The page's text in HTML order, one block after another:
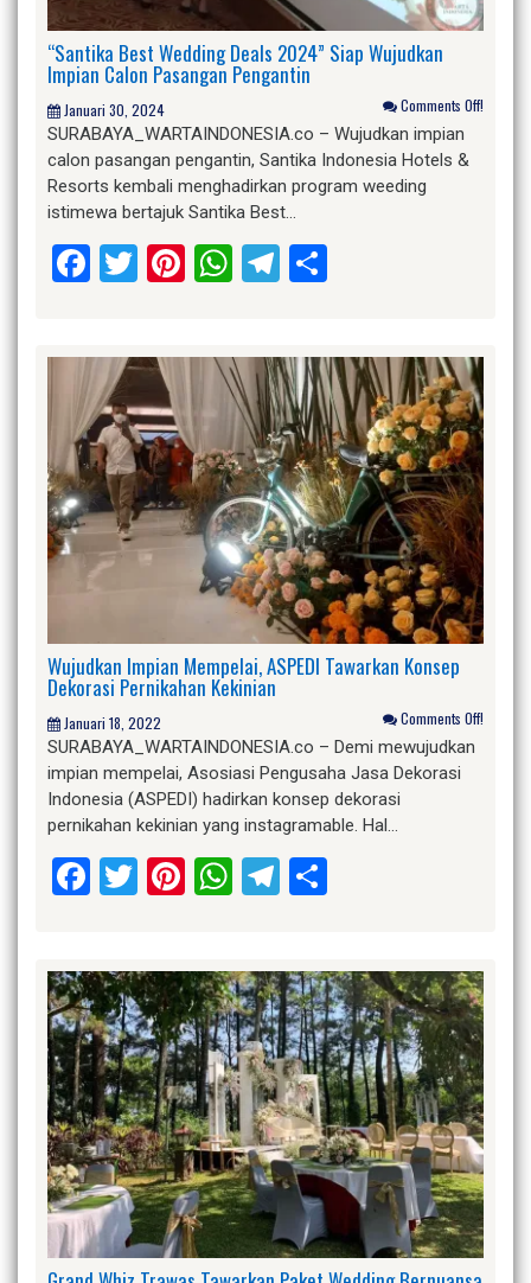
“Santika Best Wedding Deals 2024” Siap Wujudkan
Impian Calon Pasangan Pengantin
Januari 30, 2024 Comments Off!
SURABAYA_WARTAINDONESIA.co – Wujudkan impian
calon pasangan pengantin, Santika Indonesia Hotels &
Resorts kembali menghadirkan program weeding
istimewa bertajuk Santika Best…
Facebook
Twitter
Pinterest
WhatsApp
Telegram
Wujudkan Impian Mempelai, ASPEDI Tawarkan Konsep
Dekorasi Pernikahan Kekinian
Januari 18, 2022 Comments Off!
SURABAYA_WARTAINDONESIA.co – Demi mewujudkan
impian mempelai, Asosiasi Pengusaha Jasa Dekorasi
Indonesia (ASPEDI) hadirkan konsep dekorasi
pernikahan kekinian yang instagramable. Hal…
Facebook
Twitter
Pinterest
WhatsApp
Telegram